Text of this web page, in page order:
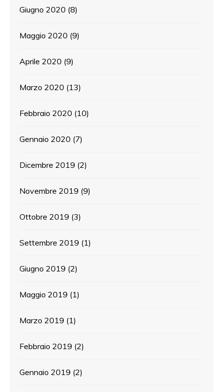
Giugno 2020 (8)
Maggio 2020 (9)
Aprile 2020 (9)
Marzo 2020 (13)
Febbraio 2020 (10)
Gennaio 2020 (7)
Dicembre 2019 (2)
Novembre 2019 (9)
Ottobre 2019 (3)
Settembre 2019 (1)
Giugno 2019 (2)
Maggio 2019 (1)
Marzo 2019 (1)
Febbraio 2019 (2)
Gennaio 2019 (2)